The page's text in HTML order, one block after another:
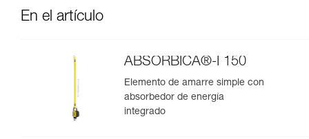
En el artículo
ABSORBICA®-I 150
Elemento de amarre simple con
absorbedor de energía
integrado